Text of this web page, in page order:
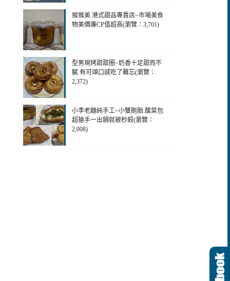
猴猴美.港式甜品專賣店~市場美食
物美價廉CP值超高(瀏覽：3,701)
型男現烤甜甜圈~奶香十足甜而不
膩 有可頌口感吃了難忘(瀏覽：
2,372)
小李老麵純手工~小雙胞胎.酸菜包
超搶手一出鍋就被杪殺(瀏覽：
2,008)